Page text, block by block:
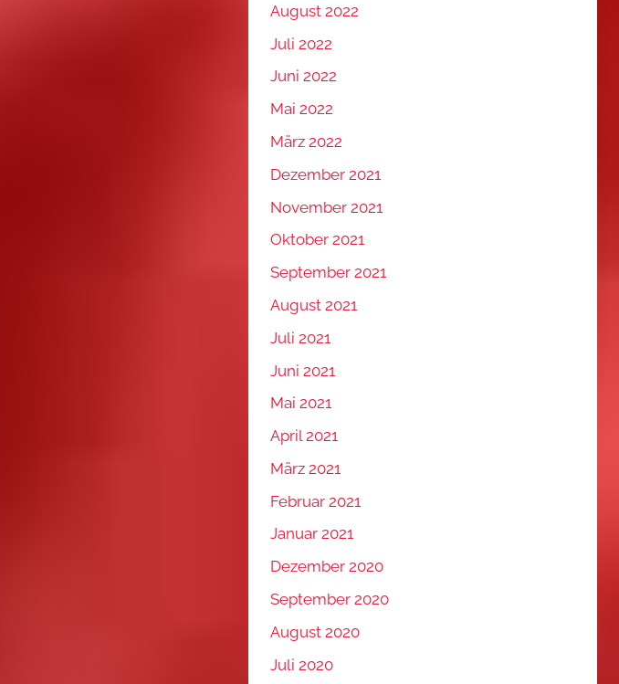
August 2022
Juli 2022
Juni 2022
Mai 2022
März 2022
Dezember 2021
November 2021
Oktober 2021
September 2021
August 2021
Juli 2021
Juni 2021
Mai 2021
April 2021
März 2021
Februar 2021
Januar 2021
Dezember 2020
September 2020
August 2020
Juli 2020